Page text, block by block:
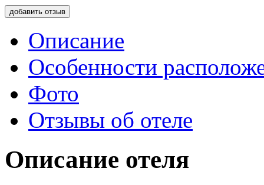
добавить отзыв
Описание
Особенности
Фото
Отзывы об отеле
Описание отеля